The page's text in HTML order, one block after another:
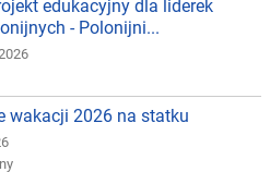
edukacyjny dla liderek
- Polonijni...
wakacji 2026 na statku